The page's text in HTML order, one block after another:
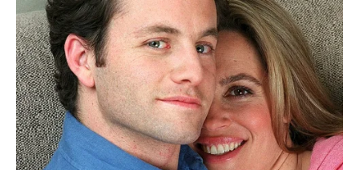
— Мам, у мене зараз багато роботи, проект треба
здавати, не можу я їхати, — тихо відповів Богдан. — Та й